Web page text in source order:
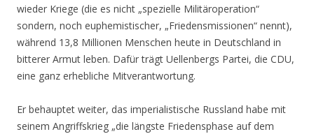
wieder Kriege (die es nicht „spezielle Militäroperation“
sondern, noch euphemistischer, „Friedensmissionen“ nennt),
während 13,8 Millionen Menschen heute in Deutschland in
bitterer Armut leben. Dafür trägt Uellenbergs Partei, die CDU,
eine ganz erhebliche Mitverantwortung.
Er behauptet weiter, das imperialistische Russland habe mit
seinem Angriffskrieg „die längste Friedensphase auf dem